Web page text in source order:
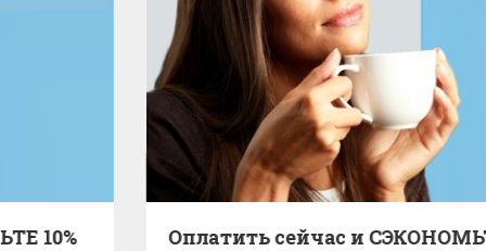
Оплатить сейчас и СЭКОНОМЬТЕ 10% - с завтраком